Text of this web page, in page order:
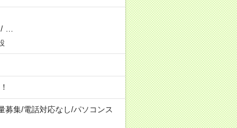
募集/電話対応なし/パソコンス